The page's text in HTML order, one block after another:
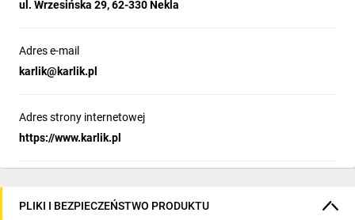
ul. Wrzesińska 29, 62-330 Nekla
Adres e-mail
karlik@karlik.pl
Adres strony internetowej
https://www.karlik.pl
PLIKI I BEZPIECZEŃSTWO PRODUKTU